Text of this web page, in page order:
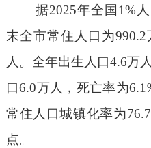
据2025年全国 1%
末全市常住人口为990.2
人。全年出生人口4.6万
口6.0万人，死亡率为6.1
常住人口城镇化率为
点。